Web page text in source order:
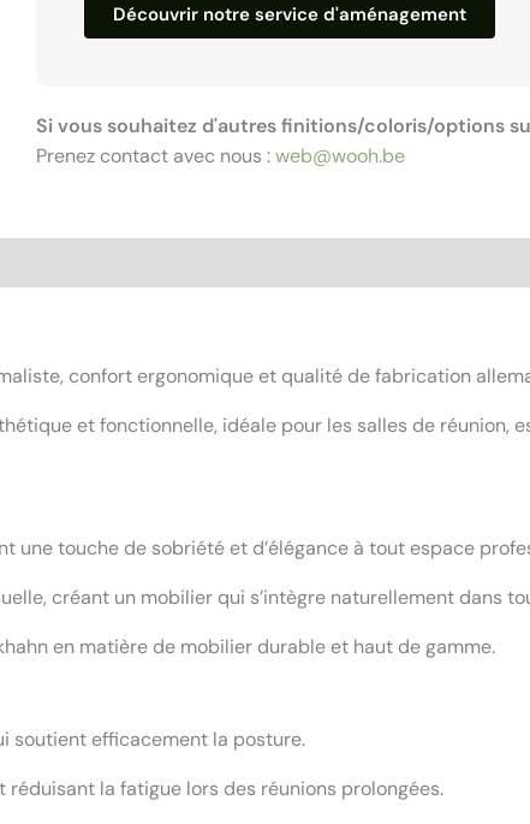
Découvrir notre service d'aménagement
Si vous souhaitez d'autres finitions/coloris/options
Prenez contact avec nous :web@wooh.be
confort ergonomique et qualité de fabrication
et fonctionnelle, idéale pour les salles de réunion,
une touche de sobriété et d’élégance à tout espace
créant un mobilier qui s’intègre naturellement dans
en matière de mobilier durable et haut de gamme.
soutient efficacement la posture.
la fatigue lors des réunions prolongées.